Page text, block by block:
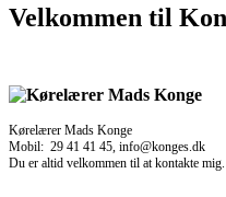
Velkommen til
Kørelærer Mads Konge
Mobil: 29 41 41 45, info@konges.dk
Du er altid velkommen til at kontakte